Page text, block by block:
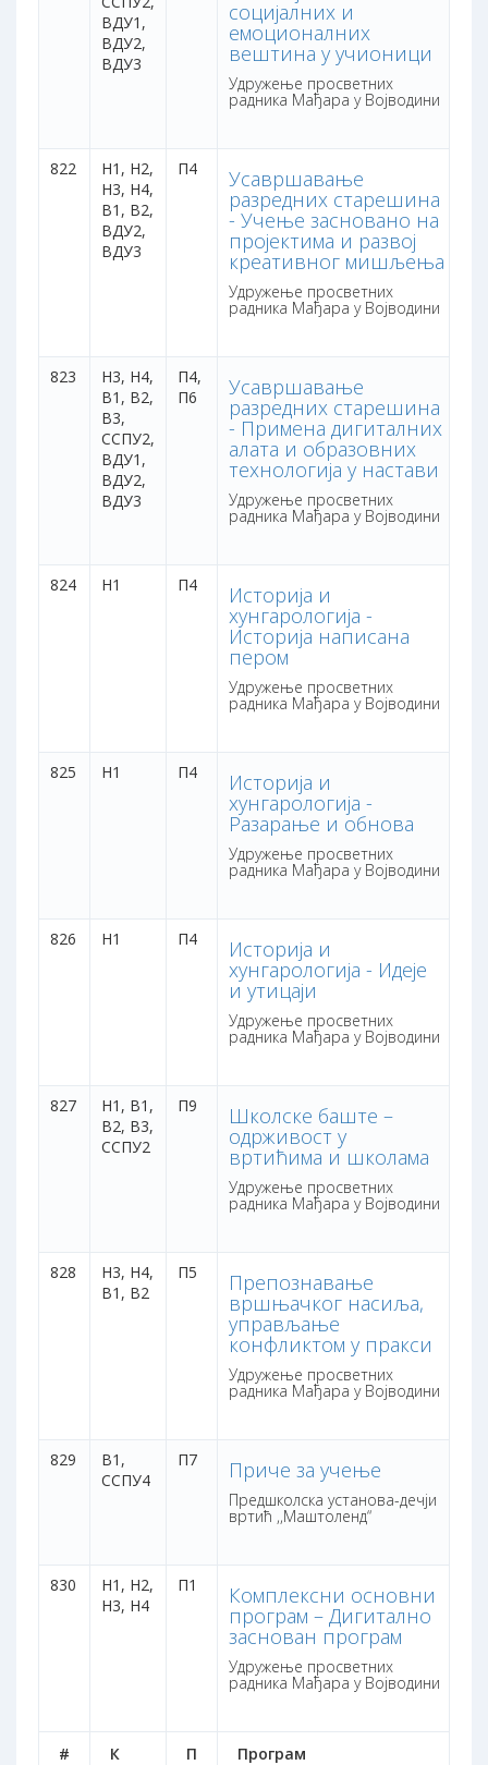
# К П Програм
ВДУ1,
ВДУ2,
ВДУ3
социјалних и
емоционалних
вештина у учионици
Удружење просветних
радника Мађара у Војводини
822
Н1, Н2,
Н3, Н4,
В1, В2,
ВДУ2,
ВДУ3
П4 Усавршавање
разредних старешина
- Учење засновано на
пројектима и развој
креативног мишљења
Удружење просветних
радника Мађара у Војводини
823
Н3, Н4,
В1, В2,
В3,
ССПУ2,
ВДУ1,
ВДУ2,
ВДУ3
П4,
П6
Усавршавање
разредних старешина
- Примена дигиталних
алата и образовних
технологија у настави
Удружење просветних
радника Мађара у Војводини
824 Н1 П4 Историја и
хунгарологија -
Историја написана
пером
Удружење просветних
радника Мађара у Војводини
825 Н1 П4 Историја и
хунгарологија -
Разарање и обнова
Удружење просветних
радника Мађара у Војводини
826 Н1 П4 Историја и
хунгарологија - Идеје
и утицаји
Удружење просветних
радника Мађара у Војводини
827
Н1, В1,
В2, В3,
ССПУ2
П9 Школске баште –
одрживост у
вртићима и школама
Удружење просветних
радника Мађара у Војводини
828
Н3, Н4,
В1, В2
П5 Препознавање
вршњачког насиља,
управљање
конфликтом у пракси
Удружење просветних
радника Мађара у Војводини
829
В1,
ССПУ4
П7 Приче за учење
Предшколска установа-дечји
вртић ,,Маштоленд“
830
Н1, Н2,
Н3, Н4
П1 Комплексни основни
програм – Дигитално
заснован програм
Удружење просветних
радника Мађара у Војводини